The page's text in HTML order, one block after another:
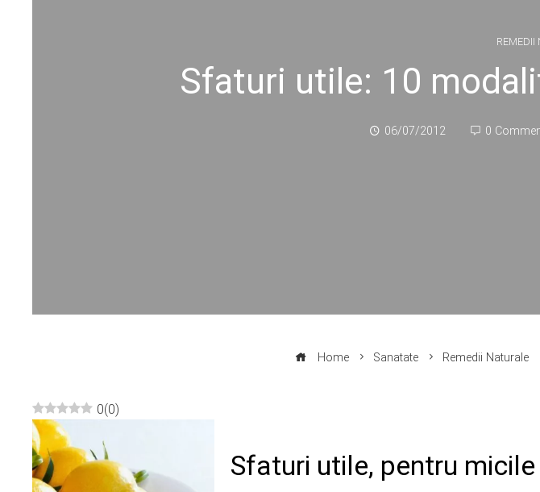
REMEDII
Sfaturi utile: 10
06/07/2012 0
Home Sanatate Remedii Naturale
0(0)
Sfaturi utile, pentru